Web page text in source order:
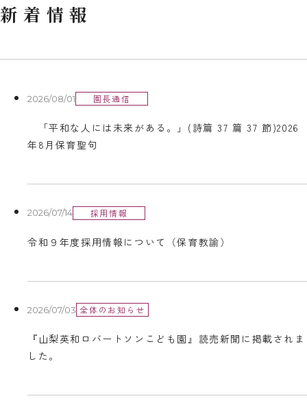
新着情報
2026/08/01 園長通信
「平和な人には未来がある。」(詩篇 37 篇 37 節)2026
年8月保育聖句
2026/07/14 採用情報
令和９年度採用情報について（保育教諭）
2026/07/03 全体のお知らせ
『山梨英和ロバートソンこども園』読売新聞に掲載されま
した。